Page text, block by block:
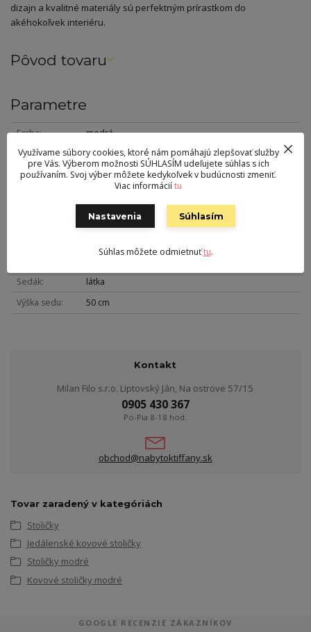
dizajn a kvalitné materiály sú perfektným prírastkom do
akéhokoľvek interiéru.
Pôvod tovaru
Parametre
Farba
modrá
Výška
87 cm
Šírka
44 cm
7 kg
Sedák
látka
Výška sedu
50 cm
Kontakt
Milan Filo s.r.o. Liptovský Ján, Na ostrove 57/15
0905 430 367
Po-Pia 8-18 hod.
obchod@nabytoktiffany.sk
Tovar zaradený v kategóriách
Stoličky
Jedálenské kovové stoličky
Stoličky modré
Kovové stoličky modré
GOOGLE RECENZIE ZÁKAZNÍKOV
Využívame súbory cookies, ktoré nám pomáhajú zlepšovať služby
pre Vás. Výberom možnosti SÚHLASÍM udeľujete súhlas s ich
používaním. Svoj výber môžete kedykoľvek v budúcnosti zmeniť.
Viac informáciítu
Nastavenia Súhlasím
Súhlas môžete odmietnuťtu.